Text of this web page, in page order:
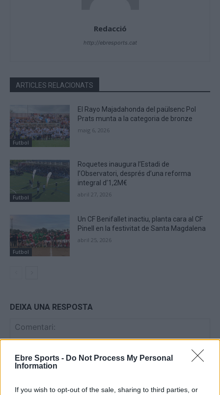
Ebre Sports - Do Not Process My Personal
Information
If you wish to opt-out of the sale, sharing to third parties, or
Redacció
http://ebresports.cat
ARTICLES RELACIONATS
Futbol
El Rayo Majadahonda del paülsenc Pol
Prats munta a la categoria de bronze
maig 6, 2026
Futbol
Roquetes inaugura l’Estadi de
l’Observatori, després d’una reforma
integral d’1,2M€
abril 27, 2026
Futbol
Un CF Benifallet inactiu, planta cara al CF
Pinell en la festivitat de Santa Magdalena
abril 25, 2026
DEIXA UNA RESPOSTA